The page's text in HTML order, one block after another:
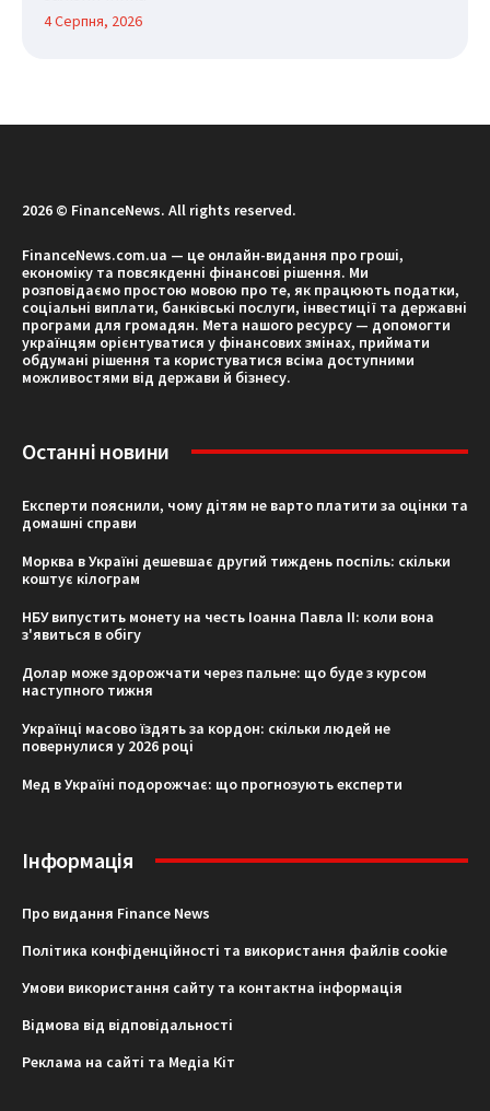
4 Серпня, 2026
2026 © FinanceNews. All rights reserved.
FinanceNews.com.ua — це онлайн-видання про гроші,
економіку та повсякденні фінансові рішення. Ми
розповідаємо простою мовою про те, як працюють податки,
соціальні виплати, банківські послуги, інвестиції та державні
програми для громадян. Мета нашого ресурсу — допомогти
українцям орієнтуватися у фінансових змінах, приймати
обдумані рішення та користуватися всіма доступними
можливостями від держави й бізнесу.
Останні новини
Експерти пояснили, чому дітям не варто платити за оцінки та
домашні справи
Морква в Україні дешевшає другий тиждень поспіль: скільки
коштує кілограм
НБУ випустить монету на честь Іоанна Павла II: коли вона
з'явиться в обігу
Долар може здорожчати через пальне: що буде з курсом
наступного тижня
Українці масово їздять за кордон: скільки людей не
повернулися у 2026 році
Мед в Україні подорожчає: що прогнозують експерти
Інформація
Про видання Finance News
Політика конфіденційності та використання файлів cookie
Умови використання сайту та контактна інформація
Відмова від відповідальності
Реклама на сайті та Медіа Кіт